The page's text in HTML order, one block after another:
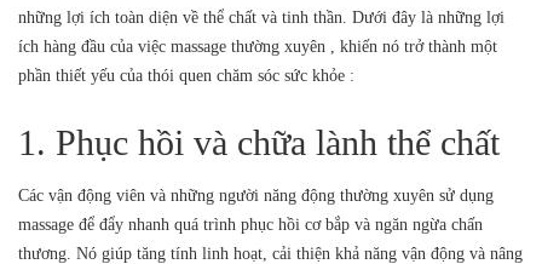
những lợi ích toàn diện về thể chất và tinh thần. Dưới đây là những lợi
ích hàng đầu của việc massage thường xuyên , khiến nó trở thành một
phần thiết yếu của thói quen chăm sóc sức khỏe :
1. Phục hồi và chữa lành thể chất
Các vận động viên và những người năng động thường xuyên sử dụng
massage để đẩy nhanh quá trình phục hồi cơ bắp và ngăn ngừa chấn
thương. Nó giúp tăng tính linh hoạt, cải thiện khả năng vận động và nâng